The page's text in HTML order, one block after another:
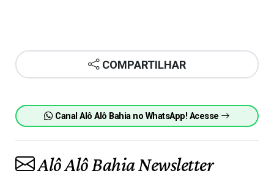
COMPARTILHAR
Canal Alô Alô Bahia no WhatsApp! Acesse
Alô Alô Bahia Newsletter